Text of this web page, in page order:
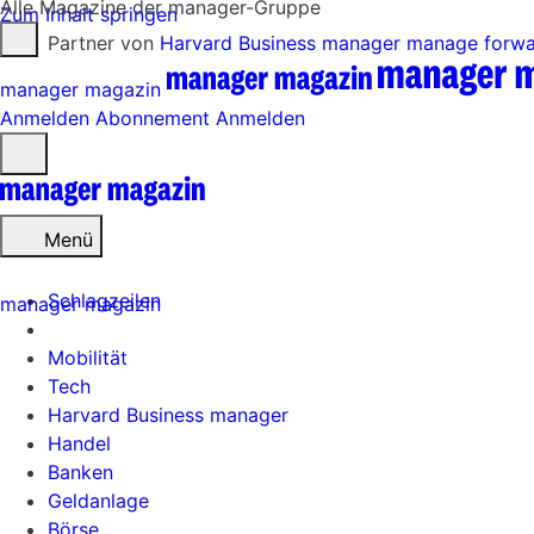
Zum Inhalt springen
Partner von Harvard Business manager manage
manager magazin
Anmelden Abonnement Anmelden
öffnen
Menü
Schlagzeilen
Mobilität
Tech
Harvard Business manager
Handel
Banken
Geldanlage
Börse
Alle Magazine der manager-Gruppe
manager magazin